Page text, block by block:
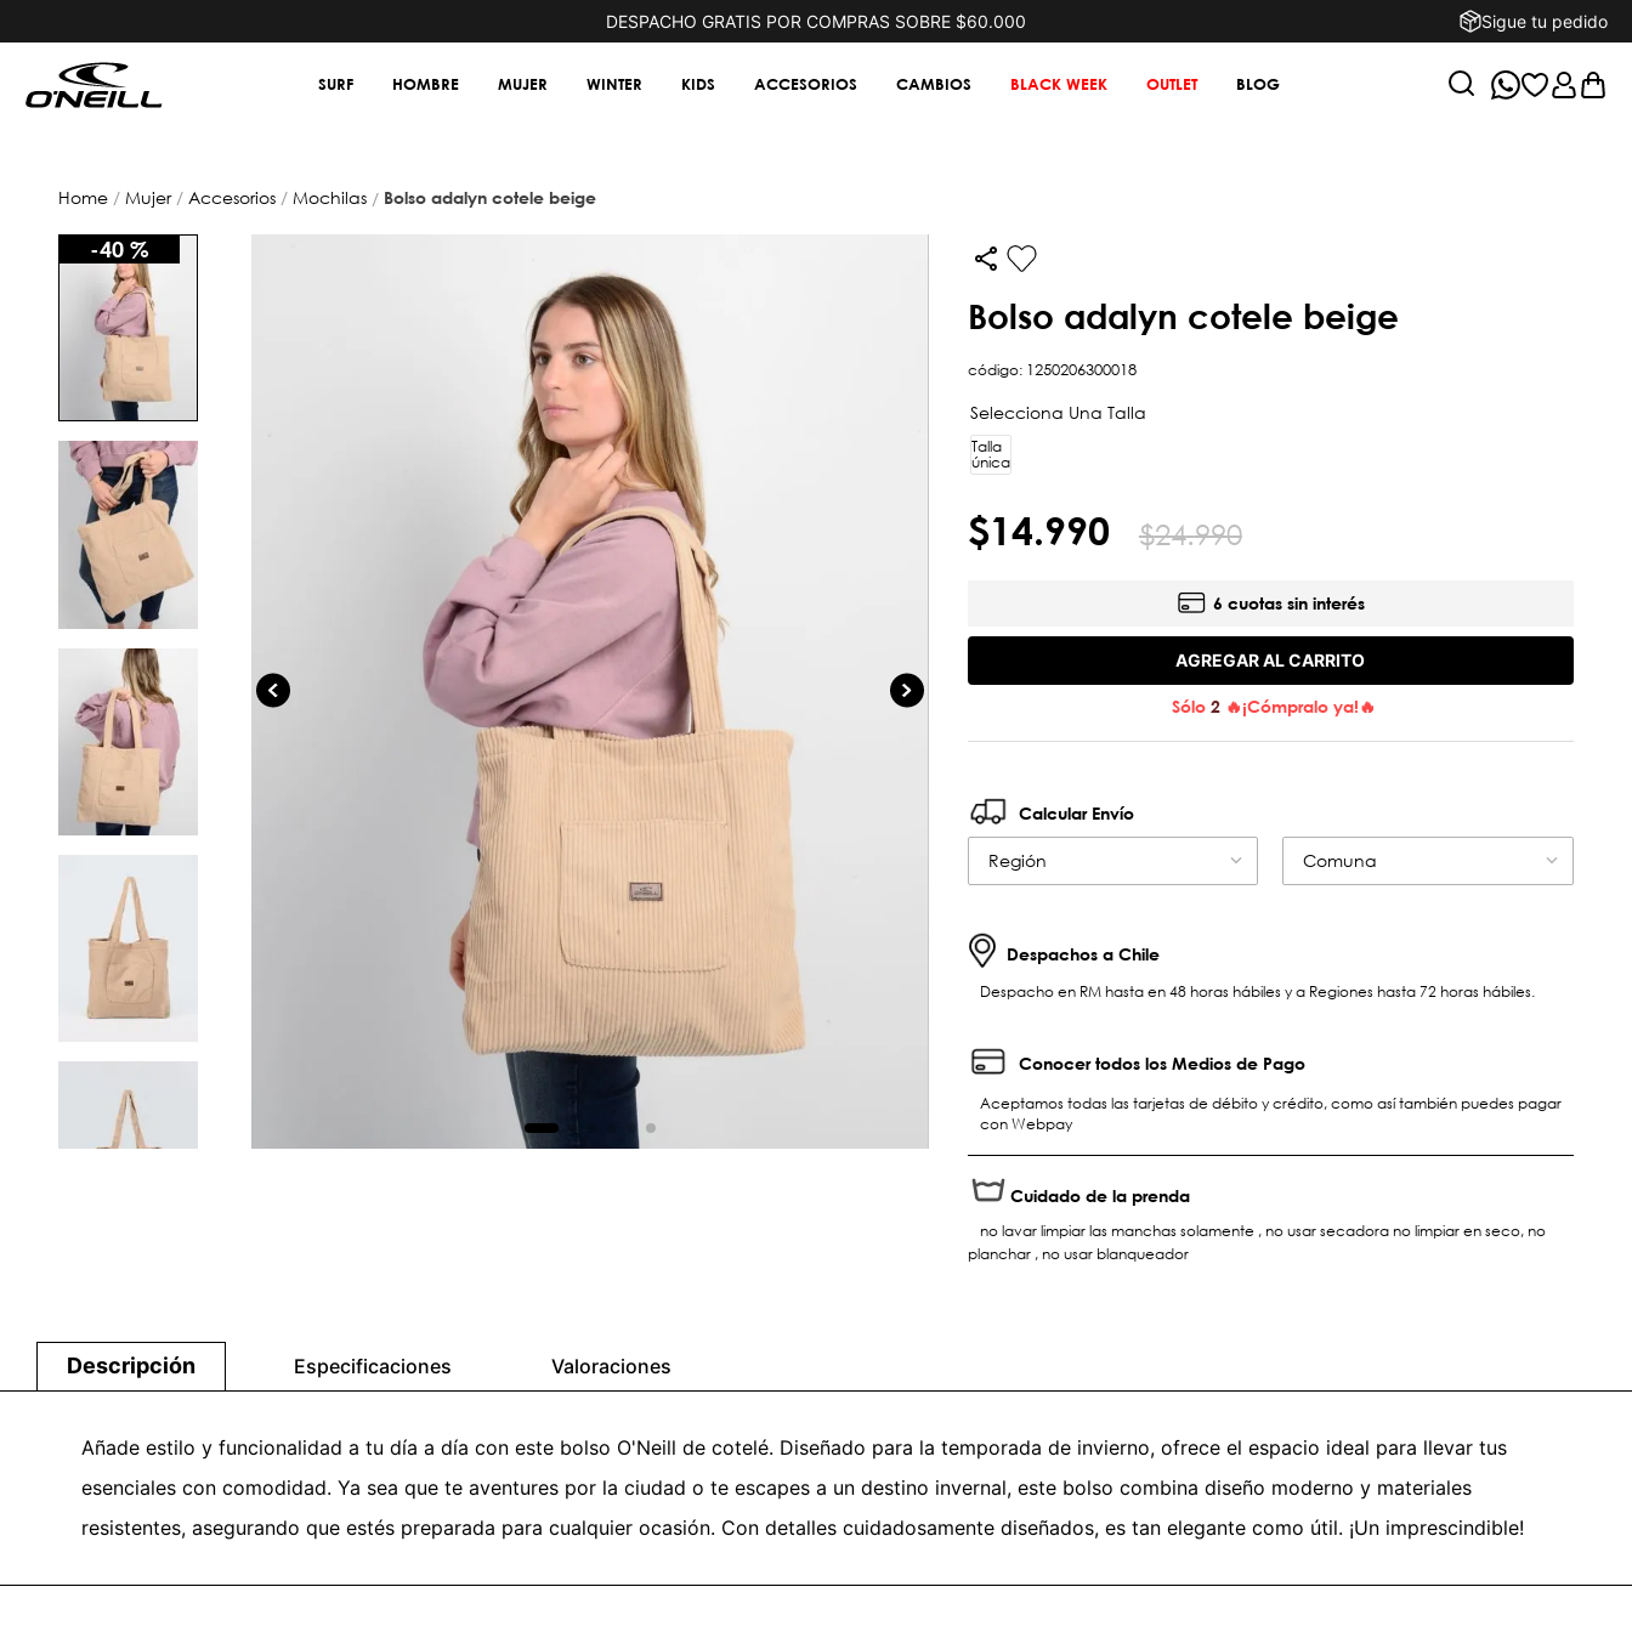
DESPACHO GRATIS POR COMPRAS SOBRE $60.000 Sigue tu pedido
SURF HOMBRE MUJER WINTER KIDS ACCESORIOS CAMBIOS BLACK WEEK OUTLET BLOG
mujer accesorios mochilas bolso adalyn cotele beige
-40 %
bolso adalyn cotele beige
código: 1250206300018
Talla
única
$14.990 $24.990
6 cuotas sin interés
AGREGAR AL CARRITO
Sólo 2🔥¡Cómpralo ya!🔥
Calcular Envío
Región Comuna
Despachos a Chile
Despacho en RM hasta en 48 horas hábiles y a Regiones hasta 72 horas hábiles.
Conocer todos los Medios de Pago
Aceptamos todas las tarjetas de débito y crédito, como así también puedes pagar
con Webpay
Cuidado de la prenda
no lavar limpiar las manchas solamente , no usar secadora no limpiar en seco, no
planchar , no usar blanqueador
Descripción Especificaciones Valoraciones
Añade estilo y funcionalidad a tu día a día con este bolso O'Neill de cotelé. Diseñado para la temporada de invierno, ofrece el espacio ideal para llevar tus
esenciales con comodidad. Ya sea que te aventures por la ciudad o te escapes a un destino invernal, este bolso combina diseño moderno y materiales
resistentes, asegurando que estés preparada para cualquier ocasión. Con detalles cuidadosamente diseñados, es tan elegante como útil. ¡Un imprescindible!